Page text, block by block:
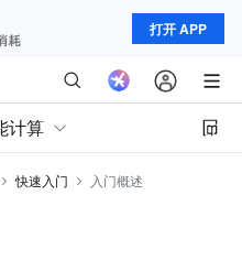
打开 APP
计算
快速入门 入门概述